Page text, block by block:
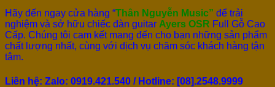
Hãy đến ngay cửa hàng “Thân Nguyễn Music” để trải
nghiệm và sở hữu chiếc đàn guitar Ayers OSR Full Gỗ Cao
Cấp. Chúng tôi cam kết mang đến cho bạn những sản phẩm
chất lượng nhất, cùng với dịch vụ chăm sóc khách hàng tận
tâm.
Liên hệ: Zalo: 0919.421.540 / Hotline: [08].2548.9999